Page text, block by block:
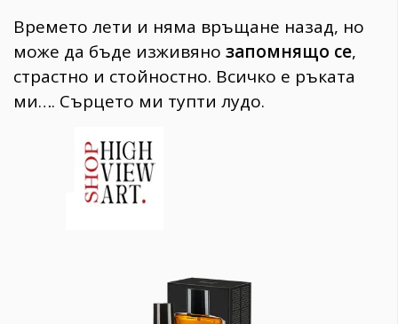
Времето лети и няма връщане назад, но
може да бъде изживяно запомнящо се,
страстно и стойностно. Всичко е ръката
ми…. Сърцето ми тупти лудо.